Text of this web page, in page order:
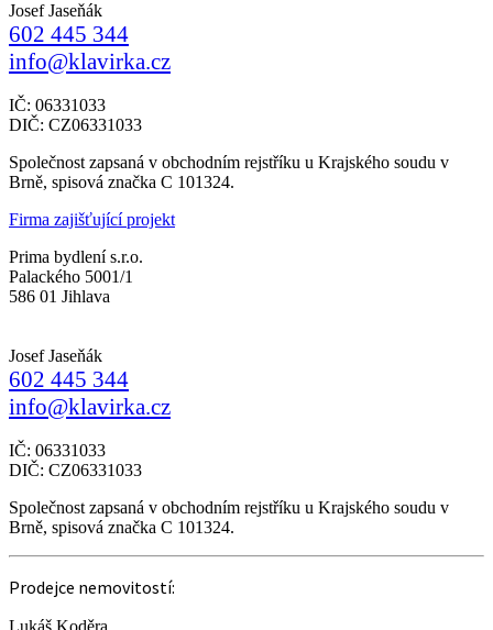
Josef Jaseňák
602 445 344
info@klavirka.cz
IČ: 06331033
DIČ: CZ06331033
Společnost zapsaná v obchodním rejstříku u Krajského soudu v
Brně, spisová značka C 101324.
Firma zajišťující projekt
Prima bydlení s.r.o.
Palackého 5001/1
586 01 Jihlava
Josef Jaseňák
602 445 344
info@klavirka.cz
IČ: 06331033
DIČ: CZ06331033
Společnost zapsaná v obchodním rejstříku u Krajského soudu v
Brně, spisová značka C 101324.
Prodejce nemovitostí: